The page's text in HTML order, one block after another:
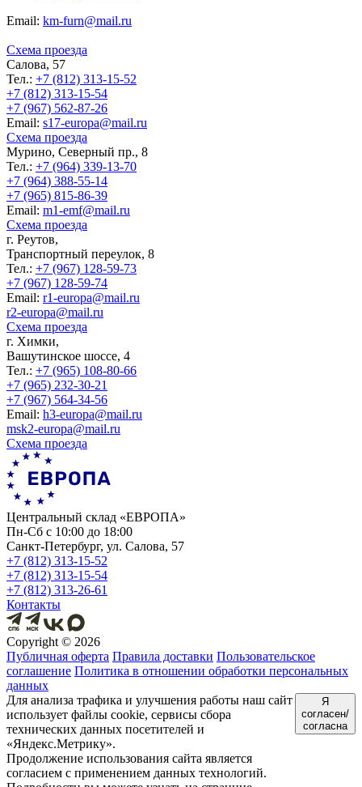
Еmail: km-furn@mail.ru
Схема проезда
Салова, 57
Тел.: +7 (812) 313-15-52
+7 (812) 313-15-54
+7 (967) 562-87-26
Еmail: s17-europa@mail.ru
Схема проезда
Мурино, Северный пр., 8
Тел.: +7 (964) 339-13-70
+7 (964) 388-55-14
+7 (965) 815-86-39
Еmail: m1-emf@mail.ru
Схема проезда
г. Реутов,
Транспортный переулок, 8
Тел.: +7 (967) 128-59-73
+7 (967) 128-59-74
Еmail: r1-europa@mail.ru
r2-europa@mail.ru
Схема проезда
г. Химки,
Вашутинское шоссе, 4
Тел.: +7 (965) 108-80-66
+7 (965) 232-30-21
+7 (967) 564-34-56
Еmail: h3-europa@mail.ru
msk2-europa@mail.ru
Схема проезда
Центральный склад «ЕВРОПА»
Пн-Сб с 10:00 до 18:00
Санкт-Петербург, ул. Салова, 57
+7 (812) 313-15-52
+7 (812) 313-15-54
+7 (812) 313-26-61
Контакты
Copyright © 2026
Публичная оферта Правила доставки Пользовательское
соглашение Политика в отношении обработки персональных
данных
Для анализа трафика и улучшения работы наш сайт
использует файлы cookie, сервисы сбора
технических данных посетителей и
«Яндекс.Метрику».
Продолжение использования сайта является
согласием с применением данных технологий.
Я
согласен/
согласна